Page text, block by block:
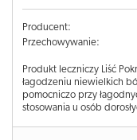
Producent:
Przechowywanie:
Produkt leczniczy Liść
łagodzeniu niewielkich
pomocniczo przy
stosowania u osób